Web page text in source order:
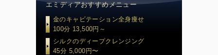
エミディアおすすめメニュー
金のキャビテーション全身痩せ
100分 13,500円～
シルクのディープクレンジング
45分 5,000円〜